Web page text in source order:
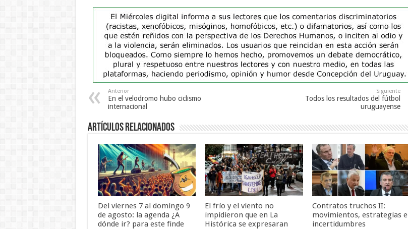
Anterior
En el velodromo hubo ciclismo
internacional
Siguiente
Todos los resultados del fútbol
uruguayense
Artículos Relacionados
Del viernes 7 al domingo 9
de agosto: la agenda ¿A
dónde ir? para este finde
El frío y el viento no
impidieron que en La
Histórica se expresaran
Contratos truchos II:
movimientos, estrategias e
incertidumbres